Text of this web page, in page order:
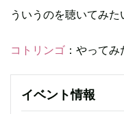
ういうのを聴いてみた
コトリンゴ ：やって
イベント情報